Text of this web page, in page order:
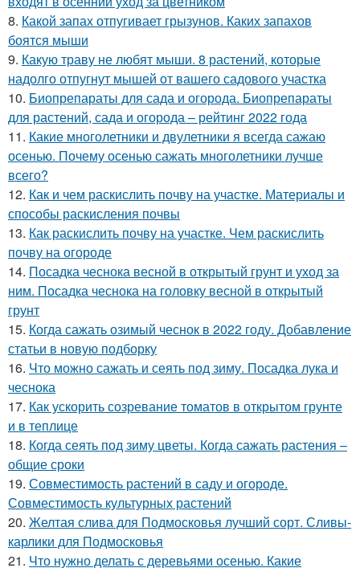
8. Какой запах отпугивает грызунов. Каких запахов
боятся мыши
9. Какую траву не любят мыши. 8 растений, которые
надолго отпугнут мышей от вашего садового участка
10. Биопрепараты для сада и огорода. Биопрепараты
для растений, сада и огорода – рейтинг 2022 года
11. Какие многолетники и двулетники я всегда сажаю
осенью. Почему осенью сажать многолетники лучше
всего?
12. Как и чем раскислить почву на участке. Материалы и
способы раскисления почвы
13. Как раскислить почву на участке. Чем раскислить
почву на огороде
14. Посадка чеснока весной в открытый грунт и уход за
ним. Посадка чеснока на головку весной в открытый
грунт
15. Когда сажать озимый чеснок в 2022 году. Добавление
статьи в новую подборку
16. Что можно сажать и сеять под зиму. Посадка лука и
чеснока
17. Как ускорить созревание томатов в открытом грунте
и в теплице
18. Когда сеять под зиму цветы. Когда сажать растения –
общие сроки
19. Совместимость растений в саду и огороде.
Совместимость культурных растений
20. Желтая слива для Подмосковья лучший сорт. Сливы-
карлики для Подмосковья
21. Что нужно делать с деревьями осенью. Какие